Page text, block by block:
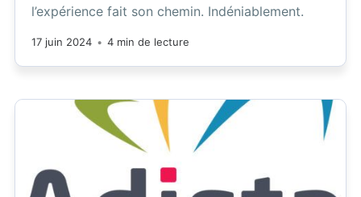
l’expérience fait son chemin. Indéniablement.
17 juin 2024 • 4 min de lecture